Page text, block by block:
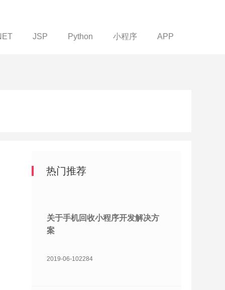
JSP Python 小程序 APP
热门推荐
关于手机回收小程序开发解决方
案
2019-06-102284